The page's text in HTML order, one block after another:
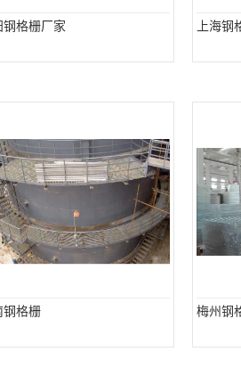
钢格栅厂家 上海钢
钢格栅 梅州钢